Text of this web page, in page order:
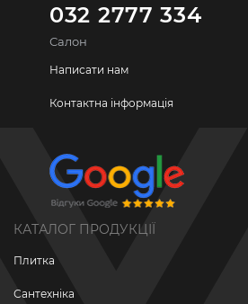
032 2777 334
Салон
Написати нам
Контактна інформація
КАТАЛОГ ПРОДУКЦІЇ
Плитка
Сантехніка